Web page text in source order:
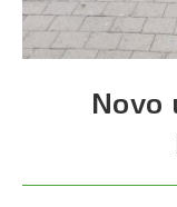
Novo